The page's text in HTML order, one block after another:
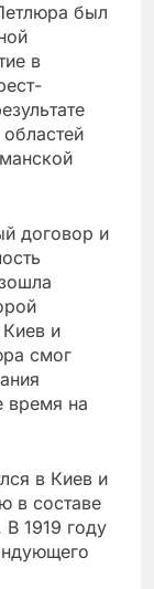
был
в
договор и
Киев и
смог
время на
в Киев и
в составе
1919 году